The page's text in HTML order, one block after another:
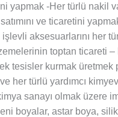
yapmak -Her türlü nakil
ve ticaretini
aksesuarlarını her
toptan ticareti
tesisler kurmak üretmek
her türlü yardımcı
sanayı olmak üzere
boyalar, astar boya,